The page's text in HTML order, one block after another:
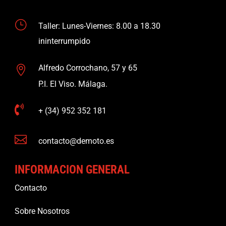
}
Taller: Lunes-Viernes: 8.00 a 18.30
ininterrumpido

Alfredo Corrochano, 57 y 65
P.I. El Viso. Málaga.
 + (34) 952 352 181
 contacto@demoto.es
INFORMACION GENERAL
Contacto
Sobre Nosotros